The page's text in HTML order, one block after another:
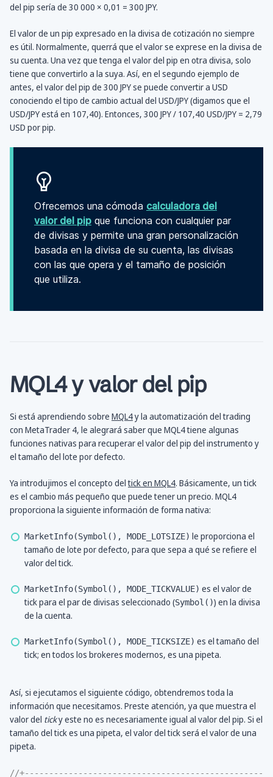
del pip sería de 30 000 × 0,01 = 300 JPY.
El valor de un pip expresado en la divisa de cotización no siempre
es útil. Normalmente, querrá que el valor se exprese en la divisa de
su cuenta. Una vez que tenga el valor del pip en otra divisa, solo
tiene que convertirlo a la suya. Así, en el segundo ejemplo de
antes, el valor del pip de 300 JPY se puede convertir a USD
conociendo el tipo de cambio actual del USD/JPY (digamos que el
USD/JPY está en 107,40). Entonces, 300 JPY / 107,40 USD/JPY = 2,79
USD por pip.
Ofrecemos una cómoda calculadora del
valor del pip que funciona con cualquier par
de divisas y permite una gran personalización
basada en la divisa de su cuenta, las divisas
con las que opera y el tamaño de posición
que utiliza.
MQL4 y valor del pip
Si está aprendiendo sobre MQL4y la automatización del trading
con MetaTrader 4, le alegrará saber que MQL4 tiene algunas
funciones nativas para recuperar el valor del pip del instrumento y
el tamaño del lote por defecto.
Ya introdujimos el concepto deltick en MQL4. Básicamente, un tick
es el cambio más pequeño que puede tener un precio. MQL4
proporciona la siguiente información de forma nativa:
MarketInfo(Symbol(), MODE_LOTSIZE) le proporciona el
tamaño de lote por defecto, para que sepa a qué se refiere el
valor del tick.
MarketInfo(Symbol(), MODE_TICKVALUE) es el valor de
tick para el par de divisas seleccionado (Symbol()) en la divisa
de la cuenta.
MarketInfo(Symbol(), MODE_TICKSIZE) es el tamaño del
tick; en todos los brokeres modernos, es una pipeta.
Así, si ejecutamos el siguiente código, obtendremos toda la
información que necesitamos. Preste atención, ya que muestra el
valor del ticky este no es necesariamente igual al valor del pip. Si el
tamaño del tick es una pipeta, el valor del tick será el valor de una
pipeta.
//